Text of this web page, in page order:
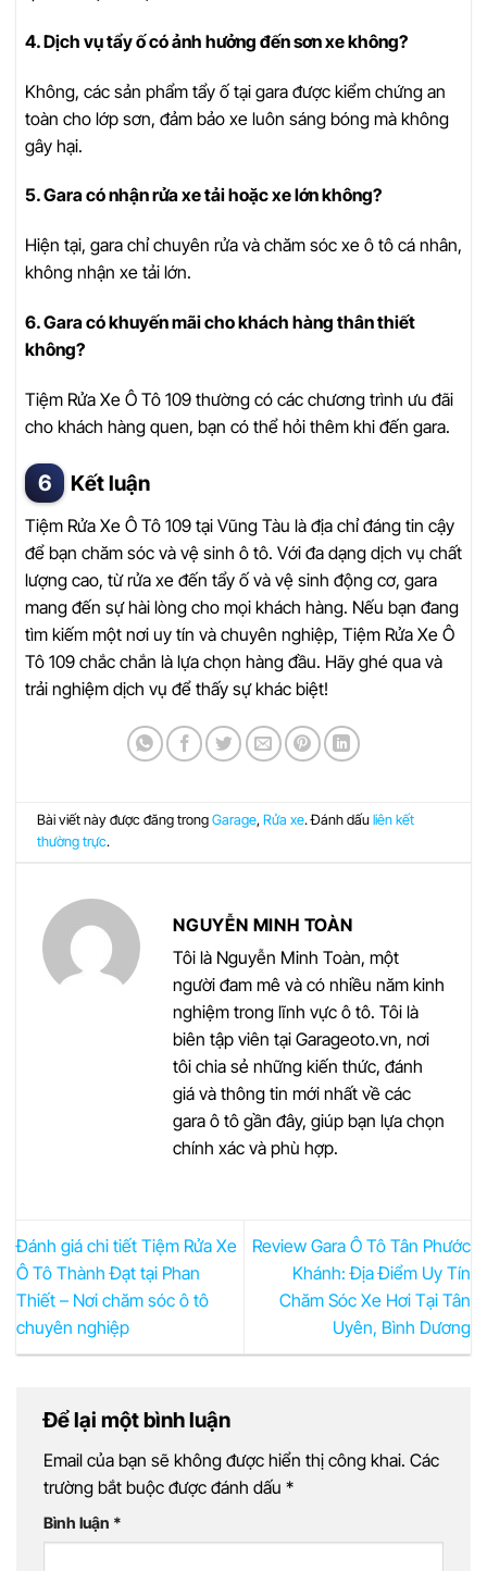
4. Dịch vụ tẩy ố có ảnh hưởng đến sơn xe không?
Không, các sản phẩm tẩy ố tại gara được kiểm chứng an
toàn cho lớp sơn, đảm bảo xe luôn sáng bóng mà không
gây hại.
5. Gara có nhận rửa xe tải hoặc xe lớn không?
Hiện tại, gara chỉ chuyên rửa và chăm sóc xe ô tô cá nhân,
không nhận xe tải lớn.
6. Gara có khuyến mãi cho khách hàng thân thiết
không?
Tiệm Rửa Xe Ô Tô 109 thường có các chương trình ưu đãi
cho khách hàng quen, bạn có thể hỏi thêm khi đến gara.
Kết luận
Tiệm Rửa Xe Ô Tô 109 tại Vũng Tàu là địa chỉ đáng tin cậy
để bạn chăm sóc và vệ sinh ô tô. Với đa dạng dịch vụ chất
lượng cao, từ rửa xe đến tẩy ố và vệ sinh động cơ, gara
mang đến sự hài lòng cho mọi khách hàng. Nếu bạn đang
tìm kiếm một nơi uy tín và chuyên nghiệp, Tiệm Rửa Xe Ô
Tô 109 chắc chắn là lựa chọn hàng đầu. Hãy ghé qua và
trải nghiệm dịch vụ để thấy sự khác biệt!
Bài viết này được đăng trongGarage,Rửa xe. Đánh dấuliên kết
thường trực.
NGUYỄN MINH TOÀN
Tôi là Nguyễn Minh Toàn, một
người đam mê và có nhiều năm kinh
nghiệm trong lĩnh vực ô tô. Tôi là
biên tập viên tại Garageoto.vn, nơi
tôi chia sẻ những kiến thức, đánh
giá và thông tin mới nhất về các
gara ô tô gần đây, giúp bạn lựa chọn
chính xác và phù hợp.
Đánh giá chi tiết Tiệm Rửa Xe
Ô Tô Thành Đạt tại Phan
Thiết – Nơi chăm sóc ô tô
chuyên nghiệp
Review Gara Ô Tô Tân Phước
Khánh: Địa Điểm Uy Tín
Chăm Sóc Xe Hơi Tại Tân
Uyên, Bình Dương
Để lại một bình luận
Email của bạn sẽ không được hiển thị công khai. Các
trường bắt buộc được đánh dấu *
Bình luận *